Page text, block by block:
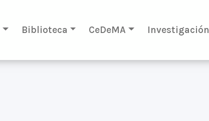
Biblioteca CeDeMA Investigación